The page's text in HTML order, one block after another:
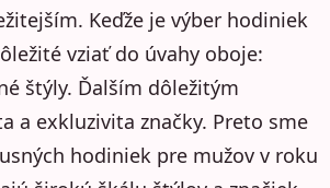
Keďže je výber hodiniek
vziať do úvahy oboje:
štýly. Ďalším dôležitým
a exkluzivita značky. Preto sme
hodiniek pre mužov v roku